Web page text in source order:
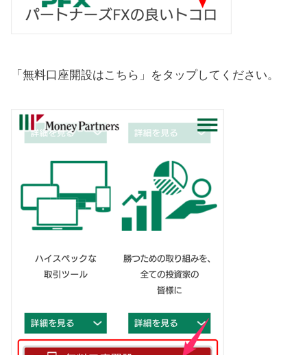
「無料口座開設はこちら」をタップしてください。